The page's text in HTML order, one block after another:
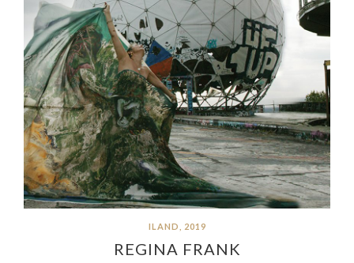
ILAND, 2019
REGINA FRANK